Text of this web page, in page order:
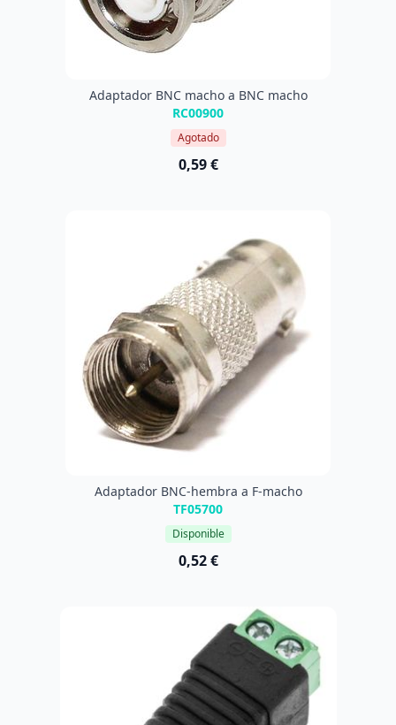
Adaptador BNC macho a BNC macho
RC00900
Agotado
0,59 €
Adaptador BNC-hembra a F-macho
TF05700
Disponible
0,52 €